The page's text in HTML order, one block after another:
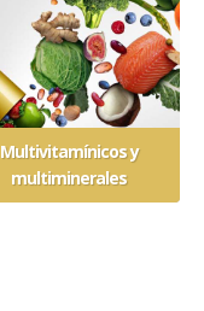
Multivitamínicos y
multiminerales